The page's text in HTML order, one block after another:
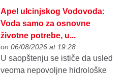
Apel ulcinjskog Vodovoda:
Voda samo za osnovne
životne potrebe, u...
on 06/08/2026 at 19:28
U saopštenju se ističe da usled
veoma nepovoljne hidrološke